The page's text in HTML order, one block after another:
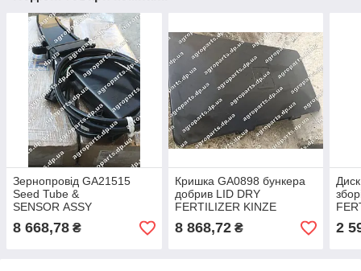
Зернопровід GA21515
Seed Tube &
SENSOR ASSY
G10745401 Kinze A21515
трубка в зборі с сенсором
8 668,78 ₴
Кришка GA0898 бункера
добрив LID DRY
FERTILIZER KINZE
запчастини ga0898
8 868,72₴ 2